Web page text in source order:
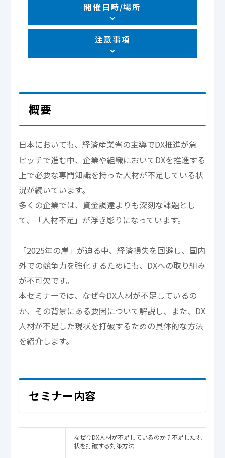
開催日時/場所
注意事項
概要
日本においても、経済産業省の主導でDX推進が急
ピッチで進む中、企業や組織においてDXを推進する
上で必要な専門知識を持った人材が不足している状
況が続いています。
多くの企業では、資金調達よりも深刻な課題とし
て、「人材不足」が浮き彫りになっています。
「2025年の崖」が迫る中、経済損失を回避し、国内
外での競争力を強化するためにも、DXへの取り組み
が不可欠です。
本セミナーでは、なぜ今DX人材が不足しているの
か、その背景にある要因について解説し、また、DX
人材が不足した現状を打破するための具体的な方法
を紹介します。
セミナー内容
なぜ今DX人材が不足しているのか？不足した現
状を打破する対策方法